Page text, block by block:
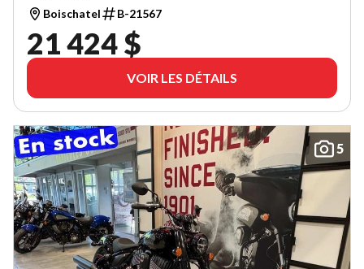
Boischatel B-21567
21 424 $
VOIR LES DÉTAILS
5